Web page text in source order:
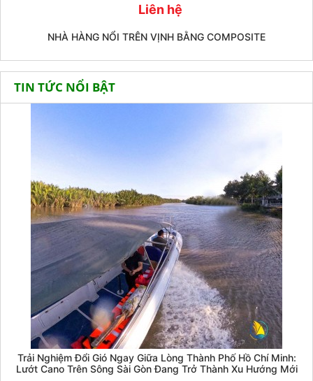
Liên hệ
NHÀ HÀNG NỔI TRÊN VỊNH BẰNG COMPOSITE
TIN TỨC NỔI BẬT
Trải Nghiệm Đổi Gió Ngay Giữa Lòng Thành Phố Hồ Chí Minh:
Lướt Cano Trên Sông Sài Gòn Đang Trở Thành Xu Hướng Mới